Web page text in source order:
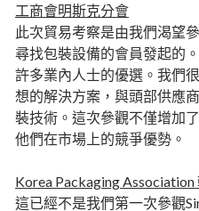
工商會明斯克分會
此次貿易考察是由我們渴望
尋找包裝設備的會員發起的
許多業內人士的優選。我們
想的解決方案，與頭部供應
裝技術。這次參觀不僅增加
他們在市場上的競爭優勢。
Korea Packaging
這已經不是我們第一次參觀